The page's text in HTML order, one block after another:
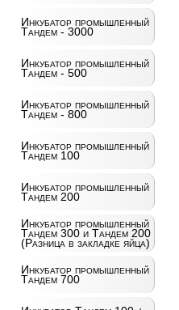
Инкубатор промышленный
Тандем - 3000
Инкубатор промышленный
Тандем - 500
Инкубатор промышленный
Тандем - 800
Инкубатор промышленный
Тандем 100
Инкубатор промышленный
Тандем 200
Инкубатор промышленный
Тандем 300 и Тандем 200
(Разница в закладке яйца)
Инкубатор промышленный
Тандем 700